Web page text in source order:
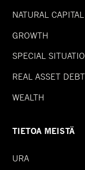
NATURAL CAPITAL
GROWTH
SPECIAL
REAL ASSET DEBT
WEALTH
TIETOA MEISTÄ
URA